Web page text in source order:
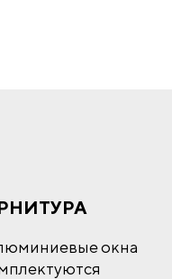
окна